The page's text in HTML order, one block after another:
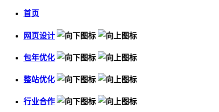
首页
网页设计
包年优化
整站优化
行业合作